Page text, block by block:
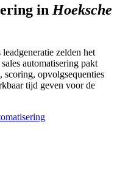
in Hoeksche
zelden het
automatisering pakt
scoring, opvolgsequenties
tijd geven voor de